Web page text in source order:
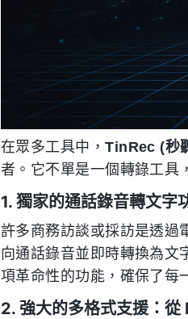
在眾多工具中，TinRec (秒
者。它不單是一個轉錄工具
1. 獨家的通話錄音轉文字
許多商務訪談或採訪是透過
向通話錄音並即時轉換為文
項革命性的功能，確保了每
2. 強大的多格式支援：